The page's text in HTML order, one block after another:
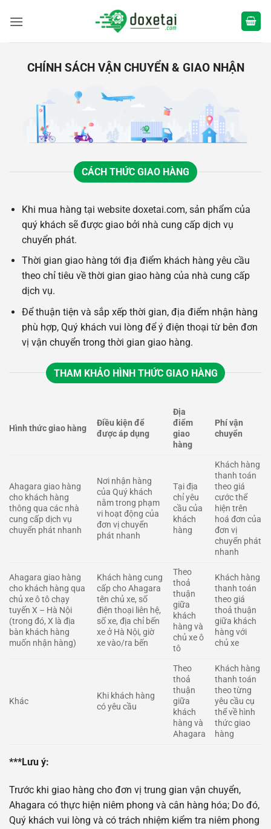
qua
CHÍNH SÁCH VẬN CHUYỂN & GIAO NHẬN
CÁCH THỨC GIAO HÀNG
Khi mua hàng tại website doxetai.com, sản phẩm của
quý khách sẽ được giao bởi nhà cung cấp dịch vụ
chuyển phát.
Thời gian giao hàng tới địa điểm khách hàng yêu cầu
theo chỉ tiêu về thời gian giao hàng của nhà cung cấp
dịch vụ.
Để thuận tiện và sắp xếp thời gian, địa điểm nhận hàng
phù hợp, Quý khách vui lòng để ý điện thoại từ bên đơn
vị vận chuyển trong thời gian giao hàng.
THAM KHẢO HÌNH THỨC GIAO HÀNG
Hình thức giao hàng
Điều kiện để
được áp dụng
Địa
điểm
giao
hàng
Phí vận
chuyển
Ahagara giao hàng
cho khách hàng
thông qua các nhà
cung cấp dịch vụ
chuyển phát nhanh
Nơi nhận hàng
của Quý khách
nằm trong phạm
vi hoạt động của
đơn vị chuyển
phát nhanh
Tại địa
chỉ yêu
cầu của
khách
hàng
Khách hàng
thanh toán
theo giá
cước thể
hiện trên
hoá đơn của
đơn vị
chuyển phát
nhanh
Ahagara giao hàng
cho khách hàng qua
chủ xe ô tô chạy
tuyến X – Hà Nội
(trong đó, X là địa
bàn khách hàng
muốn nhận hàng)
Khách hàng cung
cấp cho Ahagara
tên chủ xe, số
điện thoại liên hệ,
số xe, địa chỉ bến
xe ở Hà Nội, giờ
xe vào/ra bến
Theo
thoả
thuận
giữa
khách
hàng và
chủ xe ô
tô
Khách hàng
thanh toán
theo giá
thoả thuận
giữa khách
hàng với
chủ xe
Khác
Khi khách hàng
có yêu cầu
Theo
thoả
thuận
giữa
khách
hàng và
Ahagara
Khách hàng
thanh toán
theo từng
yêu cầu cụ
thể về hình
thức giao
hàng
***Lưu ý:
Trước khi giao hàng cho đơn vị trung gian vận chuyển,
Ahagara có thực hiện niêm phong và cân hàng hóa; Do đó,
Quý khách vui lòng và có trách nhiệm kiểm tra niêm phong